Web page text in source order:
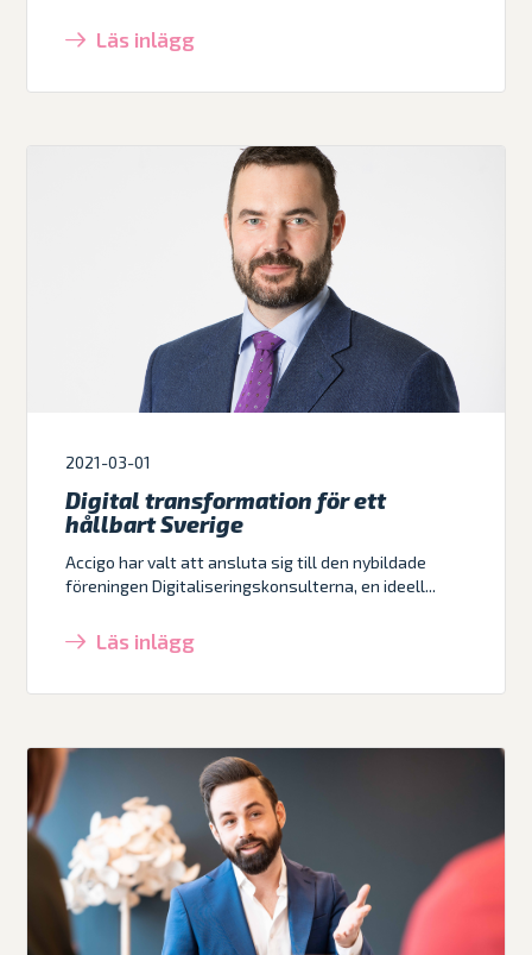
Läs inlägg
2021-03-01
Digital transformation för ett
hållbart Sverige
Accigo har valt att ansluta sig till den nybildade
föreningen Digitaliseringskonsulterna, en ideell...
Läs inlägg